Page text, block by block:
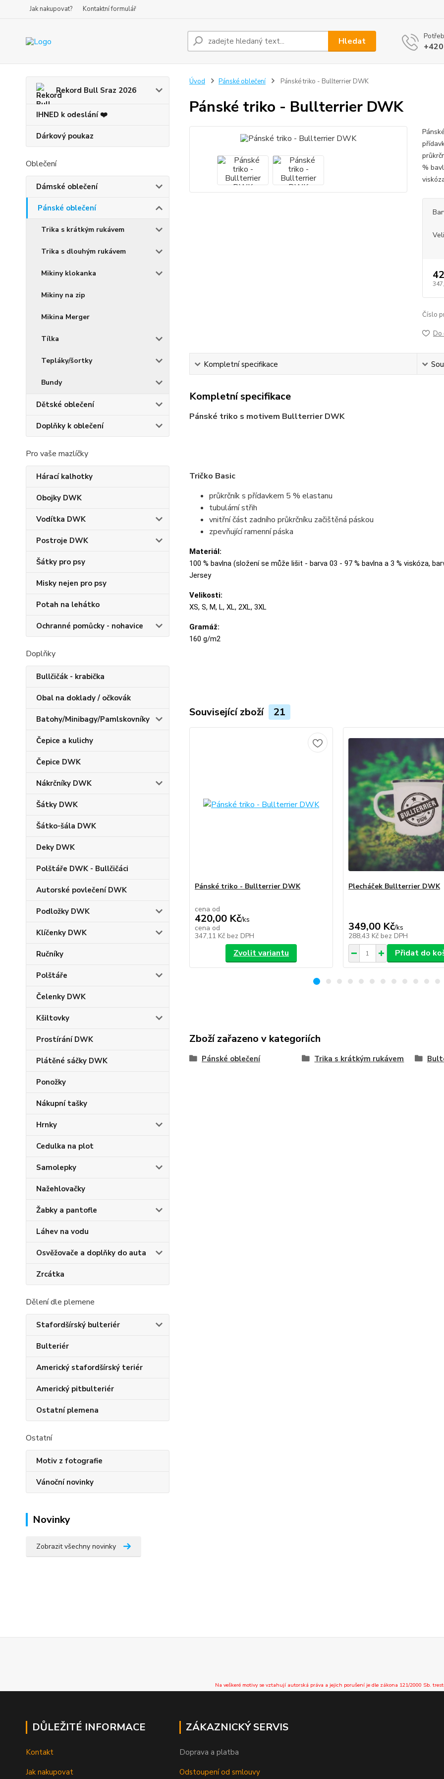
Jak nakupovat? Kontaktní formulář
Hledat
Rekord Bull Sraz 2026
IHNED k odeslání ❤️
Dárkový poukaz
Oblečení
Dámské oblečení
Pánské oblečení
Trika s krátkým rukávem
Trika s dlouhým rukávem
Mikiny klokanka
Mikiny na zip
Mikina Merger
Tílka
Tepláky/šortky
Bundy
Dětské oblečení
Doplňky k oblečení
Pro vaše mazlíčky
Hárací kalhotky
Obojky DWK
Vodítka DWK
Postroje DWK
Šátky pro psy
Misky nejen pro psy
Potah na lehátko
Ochranné pomůcky - nohavice
Doplňky
Bullčičák - krabička
Obal na doklady / očkovák
Batohy/Minibagy/Pamlskovníky
Čepice a kulichy
Čepice DWK
Nákrčníky DWK
Šátky DWK
Šátko-šála DWK
Deky DWK
Polštáře DWK - Bullčičáci
Autorské povlečení DWK
Podložky DWK
Klíčenky DWK
Ručníky
Polštáře
Čelenky DWK
Kšiltovky
Prostírání DWK
Plátěné sáčky DWK
Ponožky
Nákupní tašky
Hrnky
Cedulka na plot
Samolepky
Nažehlovačky
Žabky a pantofle
Láhev na vodu
Osvěžovače a doplňky do auta
Zrcátka
Dělení dle plemene
Stafordšírský bulteriér
Bulteriér
Americký stafordšírský teriér
Americký pitbulteriér
Ostatní plemena
Ostatní
Motiv z fotografie
Vánoční novinky
Novinky
Zobrazit všechny novinky
Úvod Pánské oblečení Pánské triko - Bullterrier DWK
Pánské triko - Bullterrier DWK
%
Číslo
Do
Kompletní specifikace
Kompletní specifikace
Pánské triko s motivem Bullterrier DWK
Tričko Basic
průkrčník s přídavkem 5 % elastanu
tubulární střih
vnitřní část zadního průkrčníku začištěná páskou
zpevňující ramenní páska
Materiál:
100 % bavlna (složení se může lišit - barva 03 - 97 % bavlna a 3 % viskóza,
Jersey
Velikosti:
XS, S, M, L, XL, 2XL, 3XL
Gramáž:
160 g/m2
Související zboží 21
Pánské triko - Bullterrier DWK
cena od
420,00 Kč/ks
cena od
347,11 Kč bez DPH
Zvolit variantu
Plecháček Bullterrier DWK
349,00 Kč/ks
288,43 Kč bez DPH
Přidat do
Zboží zařazeno v kategoriích
Pánské oblečení Trika s krátkým rukávem
Na veškeré motivy se vztahují autorská práva a jejich porušení je dle zákona 121/2000 Sb.
DŮLEŽITÉ INFORMACE
Kontakt
Jak nakupovat
ZÁKAZNICKÝ SERVIS
Doprava a platba
Odstoupení od smlouvy